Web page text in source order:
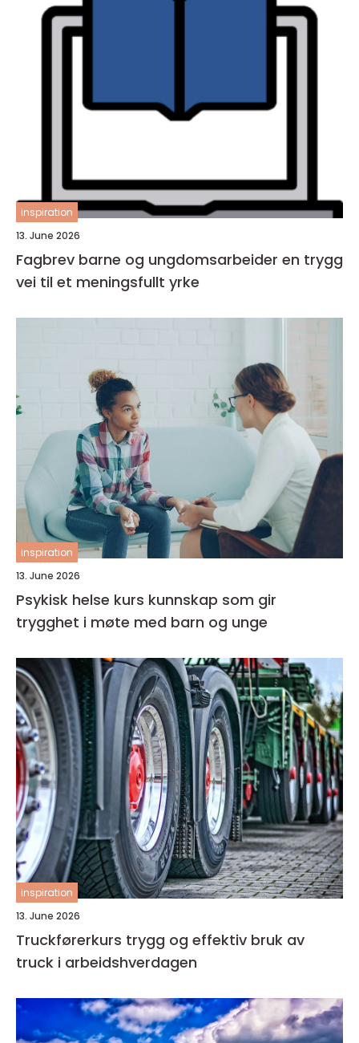
inspiration
13. June 2026
Fagbrev barne og ungdomsarbeider en trygg
vei til et meningsfullt yrke
inspiration
13. June 2026
Psykisk helse kurs kunnskap som gir
trygghet i møte med barn og unge
inspiration
13. June 2026
Truckførerkurs trygg og effektiv bruk av
truck i arbeidshverdagen